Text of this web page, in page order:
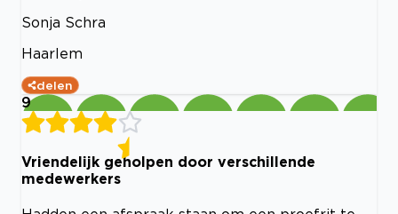
Sonja Schra
Haarlem
delen
9
Vriendelijk geholpen door verschillende
medewerkers